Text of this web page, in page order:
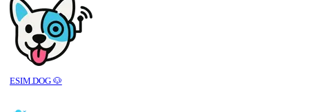
ESIM.DOG 🐶